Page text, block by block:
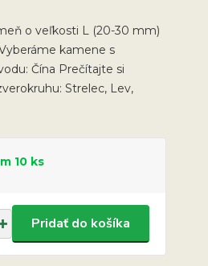
o veľkosti L (20-30 mm)
kamene s
Čína Prečítajte si
Strelec, Lev,
10 ks
Pridať do košíka